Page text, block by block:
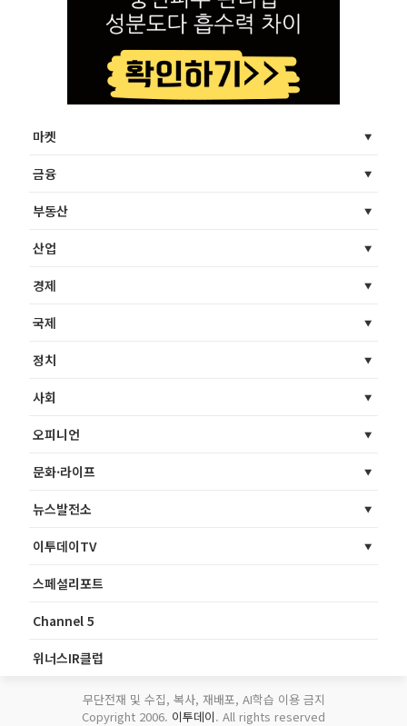
마켓
금융
부동산
산업
경제
국제
정치
사회
오피니언
문화·라이프
뉴스발전소
이투데이TV
스페셜리포트
Channel 5
위너스IR클럽
무단전재 및 수집, 복사, 재배포, AI학습 이용 금지
Copyright 2006. 이투데이. All rights reserved